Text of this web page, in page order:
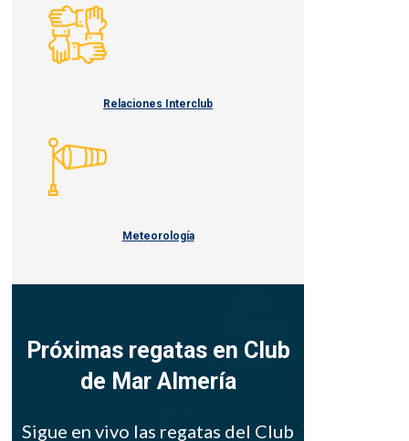
Relaciones Interclub
Meteorología
Próximas regatas en Club
de Mar Almería
Sigue en vivo las regatas del Club